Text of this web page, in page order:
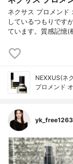
ネクサス プロメンド
しているつもりです
ています。質感記憶(
NEXXUS(ネ
プロメンド